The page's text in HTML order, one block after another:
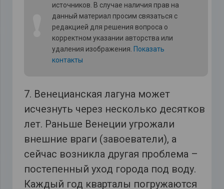
источников. В случае наличия прав на
данный материал просим связаться с
редакцией для решения вопроса о
корректном указании авторства или
удаления изображения. Показать
контакты
7. Венецианская лагуна может
исчезнуть через несколько десятков
лет. Раньше Венеции угрожали
внешние враги (завоеватели), а
сейчас возникла другая проблема –
постепенный уход города под воду.
Каждый год кварталы погружаются